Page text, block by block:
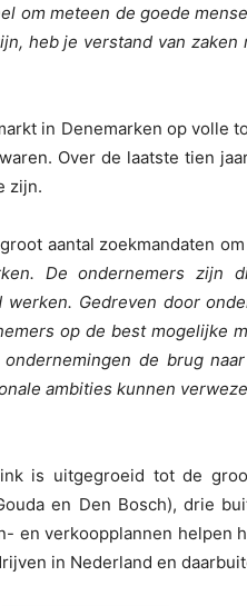
om meteen de goede
heb je verstand van
in Denemarken op volle
Over de laatste tien
zijn.
aantal zoekmandaten
De ondernemers zijn
Gedreven door
op de best mogelijke
de brug
ambities kunnen
is uitgegroeid tot de
en Den Bosch), drie
en verkoopplannen
in Nederland en